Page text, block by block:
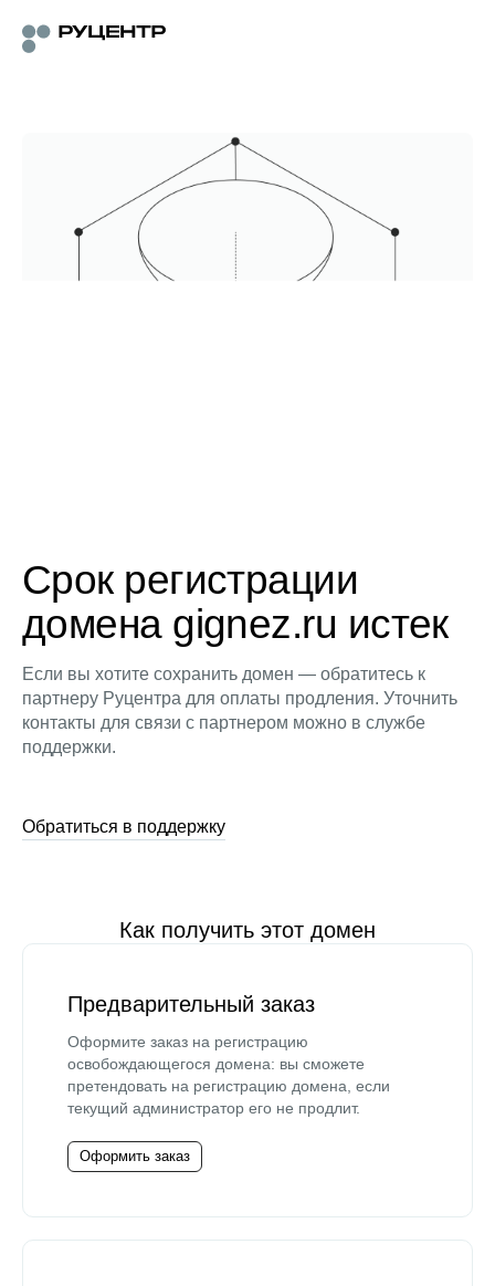
Срок регистрации
домена gignez.ru истек
Если вы хотите сохранить домен — обратитесь к
партнеру Руцентра для оплаты продления. Уточнить
контакты для связи с партнером можно в службе
поддержки.
Обратиться в поддержку
Как получить этот домен
Предварительный заказ
Оформите заказ на регистрацию
освобождающегося домена: вы сможете
претендовать на регистрацию домена, если
текущий администратор его не продлит.
Оформить заказ